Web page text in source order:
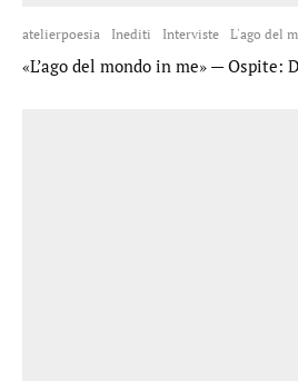
atelierpoesia Inediti Interviste L'ago del
«L’ago del mondo in me» — Ospite: